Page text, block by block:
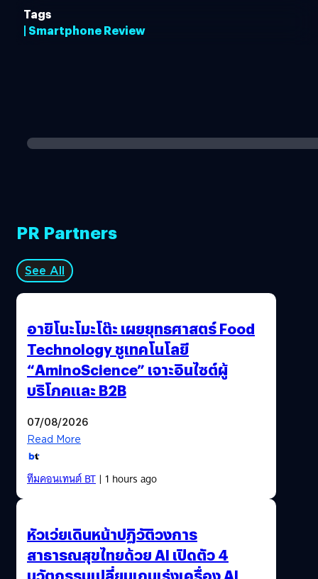
Tags
| Smartphone Review
PR Partners
See All
อายิโนะโมะโต๊ะ เผยยุทธศาสตร์ Food
Technology ชูเทคโนโลยี
“AminoScience” เจาะอินไซต์ผู้
บริโภคและ B2B
07/08/2026
Read More
ทีมคอนเทนต์ BT| 1 hours ago
หัวเว่ยเดินหน้าปฏิวัติวงการ
สาธารณสุขไทยด้วย AI เปิดตัว 4